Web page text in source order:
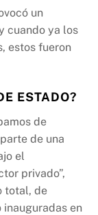
un
cuando ya los
estos fueron
ESTADO?
de
de una
el
privado”,
total, de
en